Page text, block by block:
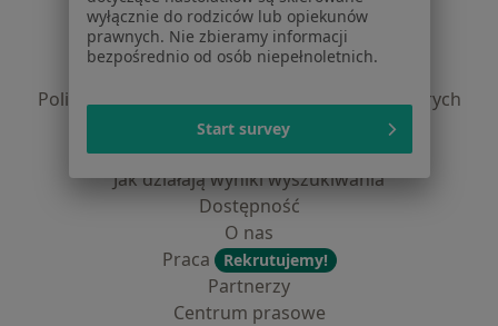
Regulamin
Polityka prywatności pacjentów
Polityka prywatności profesjonalistów
Polityka prywatności dla profesjonalistów, których
dane pozyskaliśmy samodzielnie
Polityka cookies
Jak działają wyniki wyszukiwania
Dostępność
O nas
Praca
Rekrutujemy!
Partnerzy
Centrum prasowe
wyłącznie do rodziców lub opiekunów
prawnych. Nie zbieramy informacji
bezpośrednio od osób niepełnoletnich.
Start survey